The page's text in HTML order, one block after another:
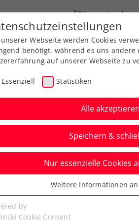
ÖTV
Ausbildung Services
Aktuelle
Webseite werden Cookies
benötigt, während es uns andere
auf unserer Webseite zu
Essenziell Statistiken
Alle akzeptieren
Speichern &
Nur essenzielle Cookies
Cookies werden für
benötigt. Dadurch ist
Weitere Informationen
by
Cookie Consent